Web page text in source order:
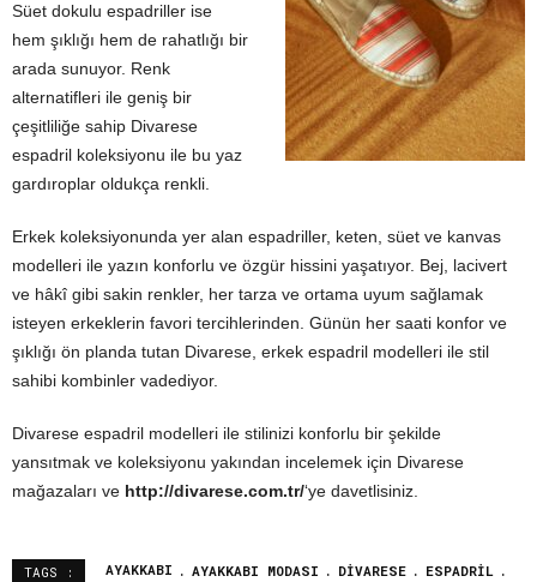
Süet dokulu espadriller ise
hem şıklığı hem de rahatlığı bir
arada sunuyor. Renk
alternatifleri ile geniş bir
çeşitliliğe sahip Divarese
espadril koleksiyonu ile bu yaz
gardıroplar oldukça renkli.
Erkek koleksiyonunda yer alan espadriller, keten, süet ve kanvas
modelleri ile yazın konforlu ve özgür hissini yaşatıyor. Bej, lacivert
ve hâkî gibi sakin renkler, her tarza ve ortama uyum sağlamak
isteyen erkeklerin favori tercihlerinden. Günün her saati konfor ve
şıklığı ön planda tutan Divarese, erkek espadril modelleri ile stil
sahibi kombinler vadediyor.
Divarese espadril modelleri ile stilinizi konforlu bir şekilde
yansıtmak ve koleksiyonu yakından incelemek için Divarese
mağazaları ve http://divarese.com.tr/‘ye davetlisiniz.
TAGS : AYAKKABI AYAKKABI MODASI DIVARESE
ESPADRIL